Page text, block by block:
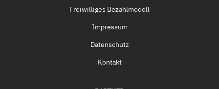
Freiwilliges Bezahlmodell
Impressum
Datenschutz
Kontakt